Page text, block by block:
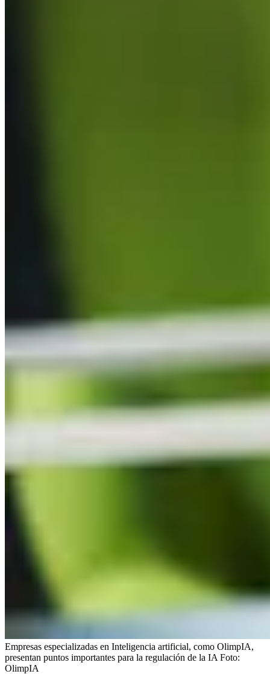
Empresas especializadas en Inteligencia artificial, como OlimpIA,
presentan puntos importantes para la regulación de la IA Foto:
OlimpIA